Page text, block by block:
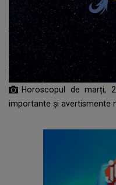
Horoscopul de marți,
importante și avertismente